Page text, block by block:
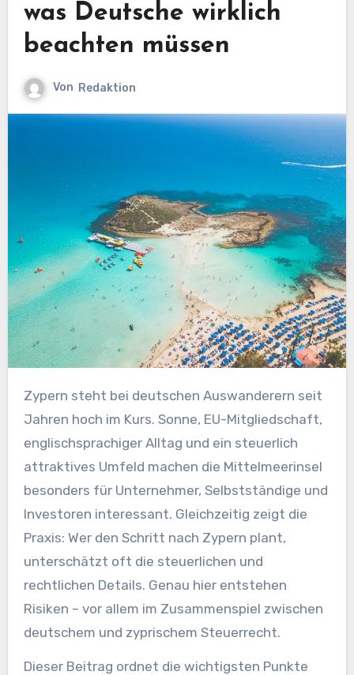
was Deutsche wirklich
beachten müssen
Von Redaktion
Zypern steht bei deutschen Auswanderern seit
Jahren hoch im Kurs. Sonne, EU-Mitgliedschaft,
englischsprachiger Alltag und ein steuerlich
attraktives Umfeld machen die Mittelmeerinsel
besonders für Unternehmer, Selbstständige und
Investoren interessant. Gleichzeitig zeigt die
Praxis: Wer den Schritt nach Zypern plant,
unterschätzt oft die steuerlichen und
rechtlichen Details. Genau hier entstehen
Risiken – vor allem im Zusammenspiel zwischen
deutschem und zyprischem Steuerrecht.
Dieser Beitrag ordnet die wichtigsten Punkte